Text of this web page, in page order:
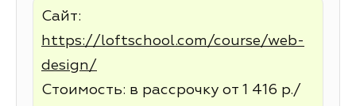
Сайт:
https://loftschool.com/course/web-
design/
Стоимость: в рассрочку от 1 416 р./